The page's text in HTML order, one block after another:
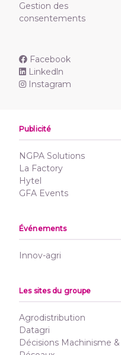
Gestion des
consentements
Facebook
Linkedln
Instagram
Publicité
NGPA Solutions
La Factory
Hytel
GFA Events
Événements
Innov-agri
Les sites du groupe
Agrodistribution
Datagri
Décisions Machinisme &